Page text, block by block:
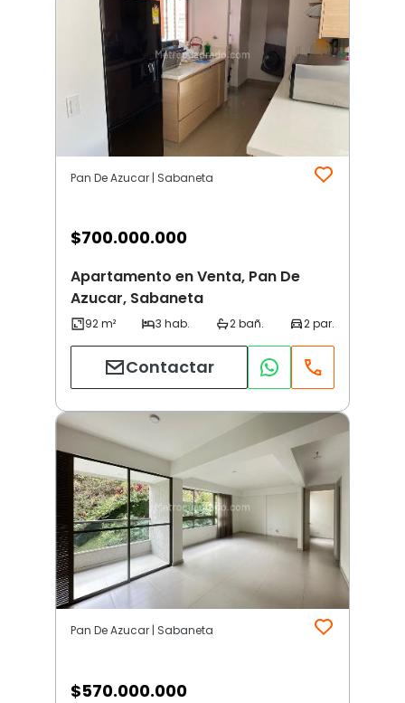
Pan De Azucar | Sabaneta
$700.000.000
Apartamento en Venta, Pan De
Azucar, Sabaneta
Contactar
Pan De Azucar | Sabaneta
$570.000.000